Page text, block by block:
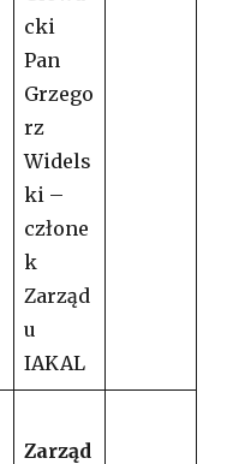
cki
Pan
Grzego
rz
Widels
ki –
człone
k
Zarząd
u
IAKAL
Zarząd